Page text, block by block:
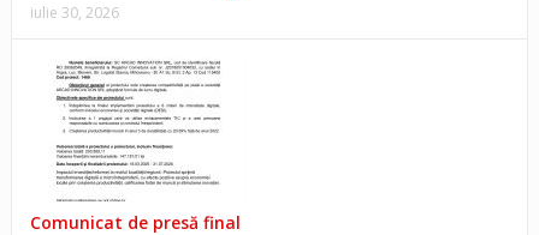
iulie 30, 2026
Comunicat de presă final